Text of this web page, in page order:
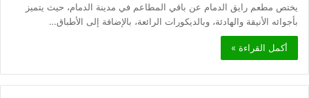
يختص مطعم رايق الدمام عن باقي المطاعم في مدينة الدمام، حيث يتميز
بأجوائه الأنيقة والهادئة، وبالديكورات الرائعة، بالإضافة إلى الأطباق…
أكمل القراءة »